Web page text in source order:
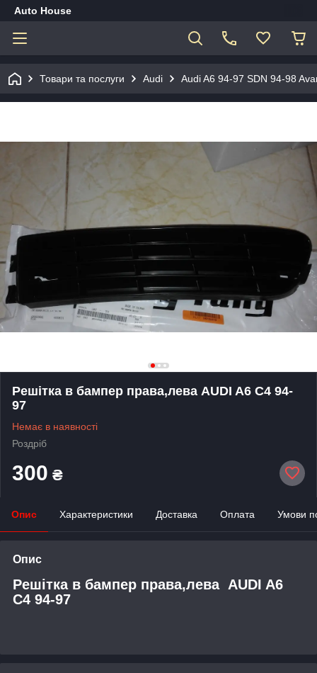
Auto House
Товари та послуги Audi Audi A6 94-97 SDN 94-98
Решітка в бампер права,лева AUDI A6 C4 94-
97
Немає в наявності
Роздріб
300 ₴
Опис Характеристики Доставка Оплата Умови
Опис
Решітка в бампер права,лева AUDI A6
C4 94-97